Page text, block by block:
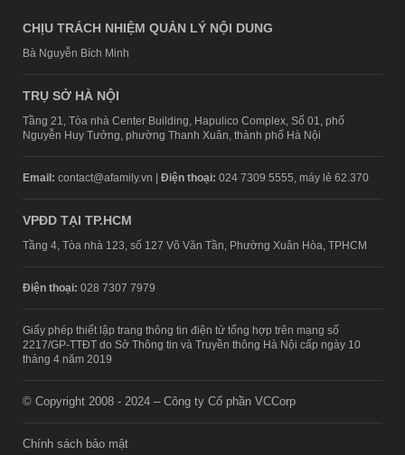
CHỊU TRÁCH NHIỆM QUẢN LÝ NỘI DUNG
Bà Nguyễn Bích Minh
TRỤ SỞ HÀ NỘI
Tầng 21, Tòa nhà Center Building, Hapulico Complex, Số 01, phố
Nguyễn Huy Tưởng, phường Thanh Xuân, thành phố Hà Nội
Email: contact@afamily.vn | Điện thoại: 024 7309 5555, máy lẻ 62.370
VPĐD TẠI TP.HCM
Tầng 4, Tòa nhà 123, số 127 Võ Văn Tần, Phường Xuân Hòa, TPHCM
Điện thoại: 028 7307 7979
Giấy phép thiết lập trang thông tin điện tử tổng hợp trên mạng số
2217/GP-TTĐT do Sở Thông tin và Truyền thông Hà Nội cấp ngày 10
tháng 4 năm 2019
© Copyright 2008 - 2024 – Công ty Cổ phần VCCorp
Chính sách bảo mật